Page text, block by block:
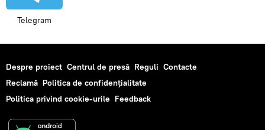
Telegram
Despre proiect Centrul de presă Reguli Contacte
Reclamă Politica de confidențialitate
Politica privind cookie-urile Feedback